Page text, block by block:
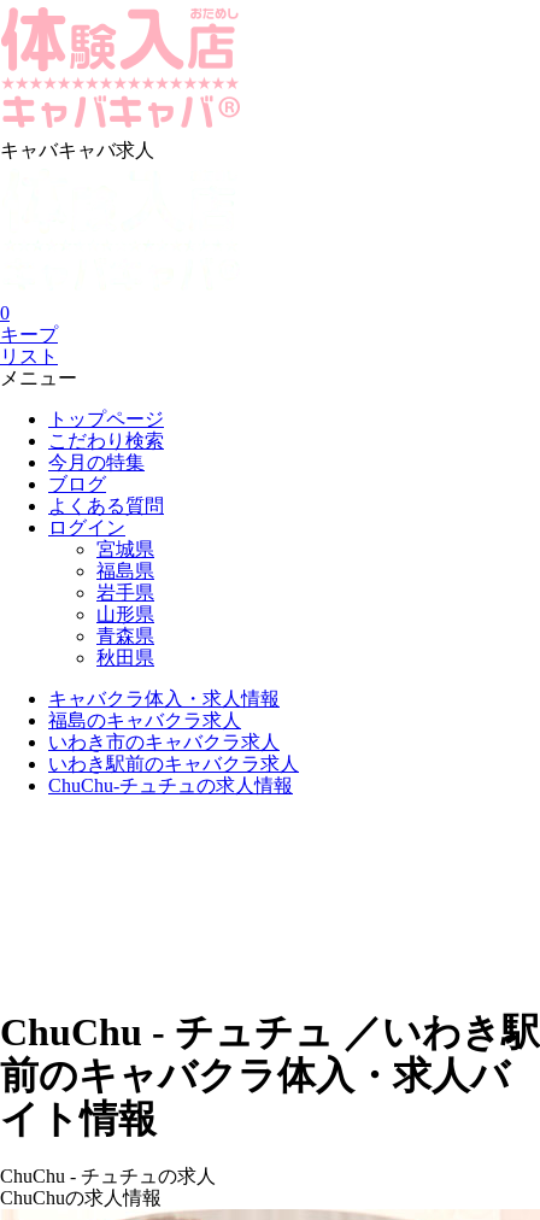
キャバキャバ求人
0
キープ
リスト
メニュー
トップページ
こだわり検索
今月の特集
ブログ
よくある質問
ログイン
宮城県
福島県
岩手県
山形県
青森県
秋田県
キャバクラ体入・求人情報
福島のキャバクラ求人
いわき市のキャバクラ求人
いわき駅前のキャバクラ求人
ChuChu-チュチュの求人情報
ChuChu - チュチュ ／いわき駅
前のキャバクラ体入・求人バ
イト情報
ChuChu - チュチュの求人
ChuChuの求人情報